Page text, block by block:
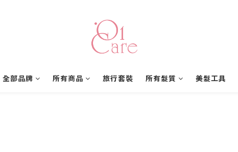
全部品牌 所有商品 旅行套裝 所有髮質 美髮工具